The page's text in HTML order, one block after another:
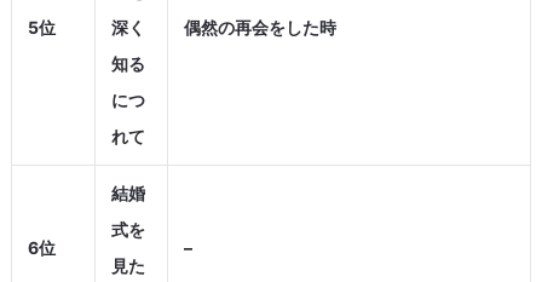
5位
深く
知る
につ
れて
偶然の再会をした時
6位
結婚
式を
見た
–